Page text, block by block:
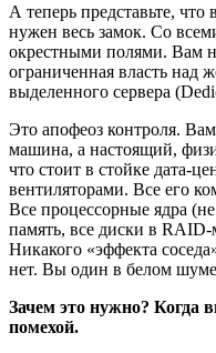
А теперь представьте,
нужен весь замок. Со
окрестными полями. Вам
ограниченная власть над
выделенного сервера
Это апофеоз контроля.
машина, а настоящий,
что стоит в стойке дата-
вентиляторами. Все его
Все процессорные ядра
память, все диски в
Никакого «эффекта
нет. Вы один в белом
Зачем это нужно? Когда
помехой.